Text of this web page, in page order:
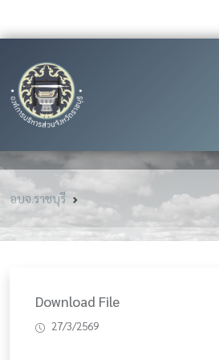
อบจ.ราชบุรี
Download File
27/3/2569